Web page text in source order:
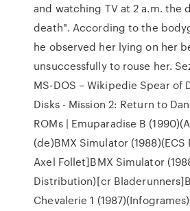
and watching TV at 2 a.m. the
death". According to the
he observed her lying on her
unsuccessfully to rouse her.
MS-DOS – Wikipedie Spear of
Disks - Mission 2: Return to
ROMs | Emuparadise B
(de)BMX Simulator
Axel Follet]BMX Simulator
Distribution)[cr
Chevalerie 1